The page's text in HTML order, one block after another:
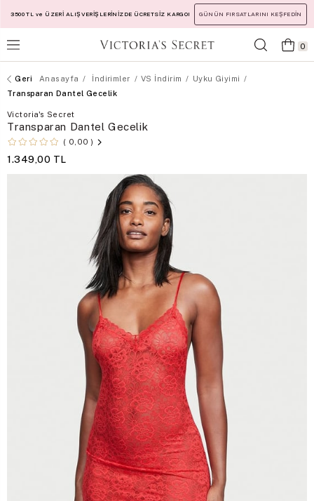
3500 TL ve ÜZERİ ALIŞVERİŞLERİNİZDE ÜCRETSİZ KARGO! GÜNÜN FIRSATLARINI KEŞFEDİN
0
Anasayfa İndirimler VS İndirim
Uyku Giyimi
Transparan Dantel Gecelik
Victoria's Secret
Transparan Dantel Gecelik
0,00
1.349,00 TL